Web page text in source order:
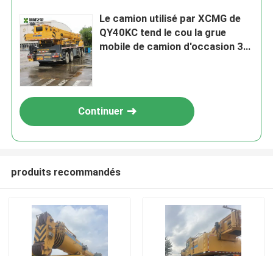
Le camion utilisé par XCMG de
QY40KC tend le cou la grue
mobile de camion d'occasion 35
Continuer
produits recommandés